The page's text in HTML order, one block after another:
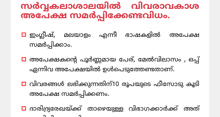
സർവ്വകലാശാലയിൽ വിവരാവകാശ
അപേക്ഷ സമർപ്പിക്കേണ്ടവിധം.
ഇംഗ്ലീഷ്, മലയാളം എന്നീ ഭാഷകളിൽ അപേക്ഷ
സമർപ്പിക്കാം.
അപേക്ഷകന്റെ പൂർണ്ണമായ പേര്, മേൽവിലാസം , ഒപ്പ്
ഏന്നിവ അപേക്ഷയിൽ ഉൾപെടുത്തേണ്ടതാണ്.
വിവരങ്ങൾ ലഭിക്കുന്നതിന്10 രൂപയുടെ ഫീസോടു കൂടി
അപേക്ഷ സമർപ്പിക്കണം.
ദാരിദ്ര്യരേഖയ്ക്ക് താഴെയുള്ള വിഭാഗക്കാർക്ക് അത്